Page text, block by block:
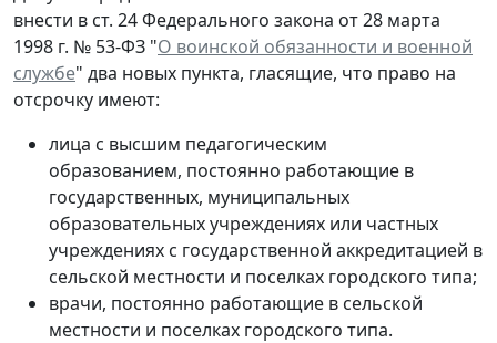
внести в ст. 24 Федерального закона от 28 марта
1998 г. № 53-ФЗ "О воинской обязанности и военной
службе" два новых пункта, гласящие, что право на
отсрочку имеют:
лица с высшим педагогическим
образованием, постоянно работающие в
государственных, муниципальных
образовательных учреждениях или частных
учреждениях с государственной аккредитацией в
сельской местности и поселках городского типа;
врачи, постоянно работающие в сельской
местности и поселках городского типа.